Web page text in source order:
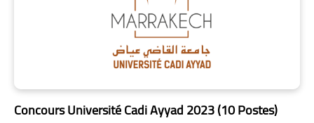
Concours Université Cadi Ayyad 2023 (10 Postes)